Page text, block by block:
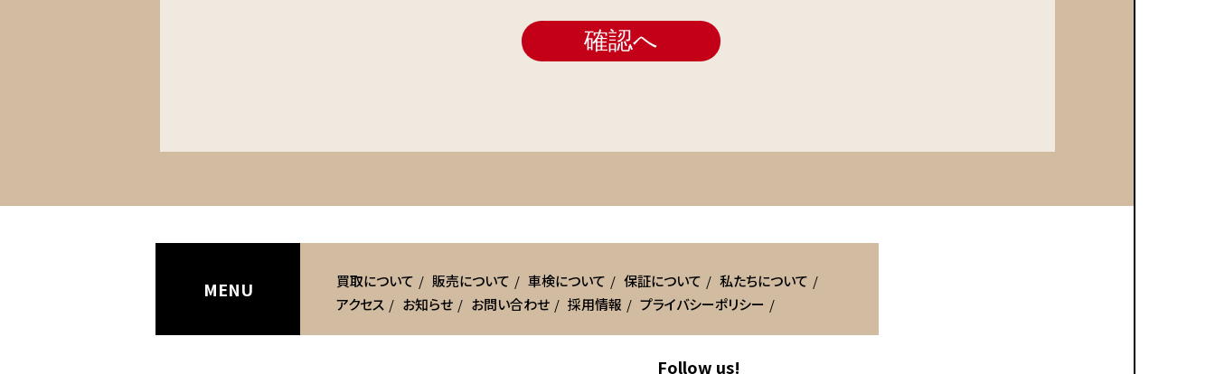
MENU 買取について 販売について 車検について 保証について
私たちについて
アクセス
お知らせ お問い合わせ 採用情報 プライバシーポリシー
Follow us!